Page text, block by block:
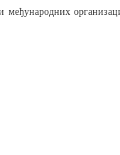
међународних